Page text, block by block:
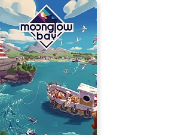
SpyParty